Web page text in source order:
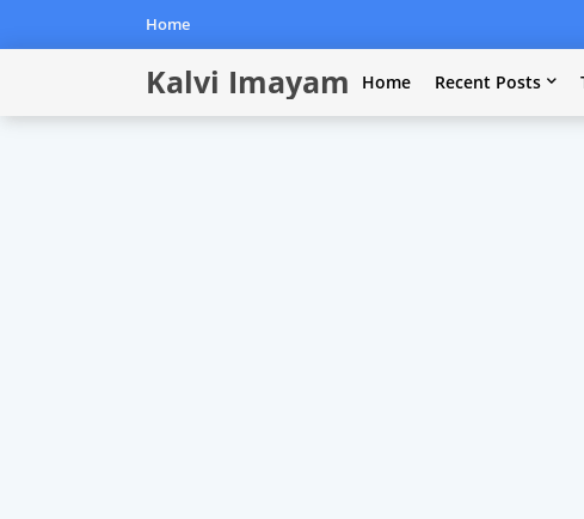
Home
Kalvi Imayam Home Recent Posts